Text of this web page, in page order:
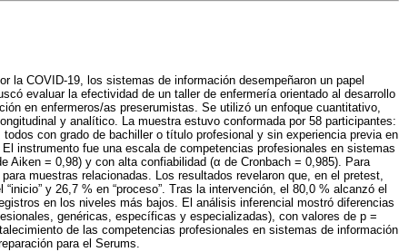
la COVID-19, los sistemas de información desempeñaron un papel
evaluar la efectividad de un taller de enfermería orientado al desarrollo
en enfermeros/as preserumistas. Se utilizó un enfoque cuantitativo,
y analítico. La muestra estuvo conformada por 58 participantes:
con grado de bachiller o título profesional y sin experiencia previa en
instrumento fue una escala de competencias profesionales en sistemas
Aiken = 0,98) y con alta confiabilidad (α de Cronbach = 0,985). Para
muestras relacionadas. Los resultados revelaron que, en el pretest,
y 26,7 % en “proceso”. Tras la intervención, el 80,0 % alcanzó el
en los niveles más bajos. El análisis inferencial mostró diferencias
genéricas, específicas y especializadas), con valores de p =
de las competencias profesionales en sistemas de información
para el Serums.